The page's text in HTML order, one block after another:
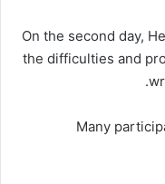
On the second day,
the difficulties and
Many